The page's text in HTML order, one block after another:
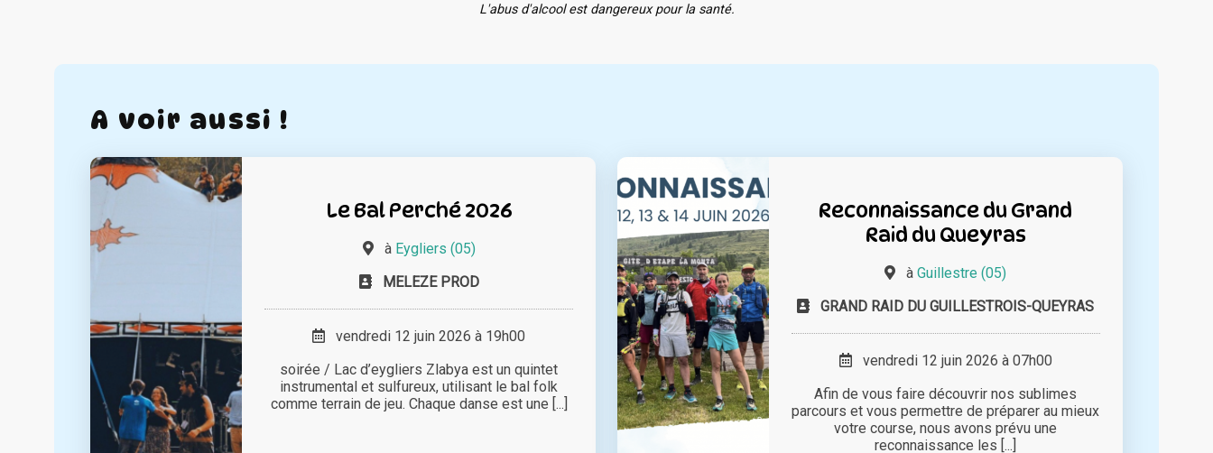
L'abus d'alcool est dangereux pour la santé.
A voir aussi !
Le Bal Perché 2026
à Eygliers (05)
MELEZE PROD
vendredi 12 juin 2026 à 19h00
soirée / Lac d’eygliers Zlabya est un quintet
instrumental et sulfureux, utilisant le bal folk
comme terrain de jeu. Chaque danse est une [...]
Reconnaissance du Grand
Raid du Queyras
àGuillestre (05)
GRAND RAID DU GUILLESTROIS-QUEYRAS
vendredi 12 juin 2026 à 07h00
Afin de vous faire découvrir nos sublimes
parcours et vous permettre de préparer au mieux
votre course, nous avons prévu une
reconnaissance les [...]